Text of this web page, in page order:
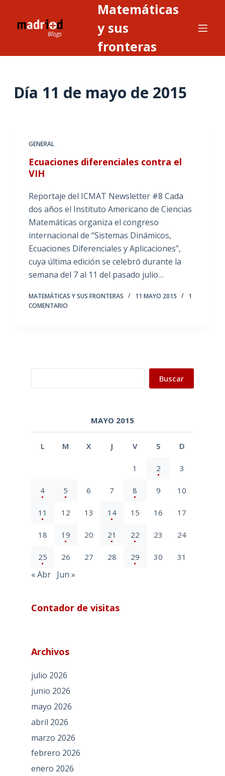
Matemáticas
y sus
fronteras
Día 11 de mayo de 2015
GENERAL
Ecuaciones diferenciales contra el
VIH
Reportaje del ICMAT Newsletter #8 Cada
dos años el Instituto Americano de Ciencias
Matemáticas organiza el congreso
internacional de “Sistemas Dinámicos,
Ecuaciones Diferenciales y Aplicaciones”,
cuya última edición se celebró durante la
semana del 7 al 11 del pasado julio…
MATEMÁTICAS Y SUS FRONTERAS 11 MAYO 2015
1
COMENTARIO
Buscar
MAYO 2015
L M X J V S D
1 2 3
4 5 6 7 8 9 10
11 12 13 14 15 16 17
18 19 20 21 22 23 24
25 26 27 28 29 30 31
« Abr Jun »
Contador de visitas
Archivos
julio 2026
junio 2026
mayo 2026
abril 2026
marzo 2026
febrero 2026
enero 2026